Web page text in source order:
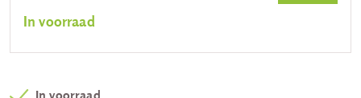
In voorraad